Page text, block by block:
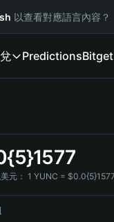
以查看對應語言內容？
Predictions
元： 1 YUNC =